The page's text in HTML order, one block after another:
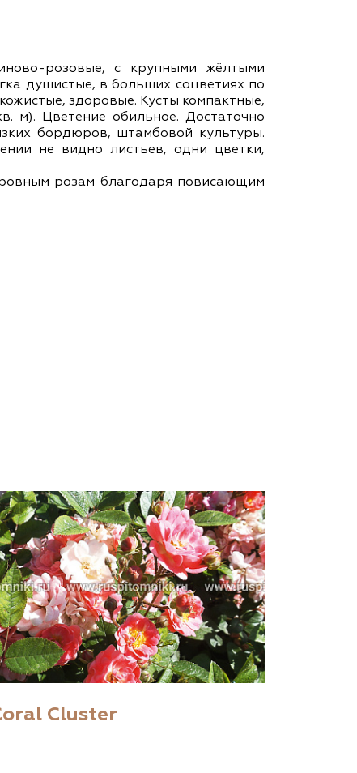
розовые, с крупными жёлтыми
душистые, в больших соцветиях по
здоровые. Кусты компактные,
м). Цветение обильное. Достаточно
бордюров, штамбовой культуры.
не видно листьев, одни цветки,
розам благодаря повисающим
Cluster